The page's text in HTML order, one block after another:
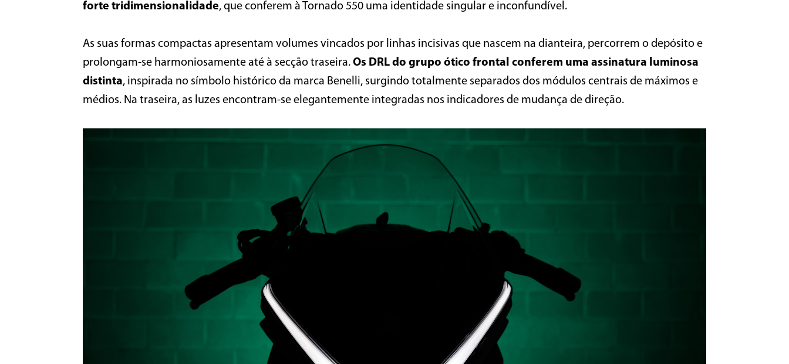
forte tridimensionalidade, que conferem à Tornado 550 uma identidade singular e inconfundível.
As suas formas compactas apresentam volumes vincados por linhas incisivas que nascem na dianteira, percorrem o depósito e
prolongam-se harmoniosamente até à secção traseira. Os DRL do grupo ótico frontal conferem uma assinatura luminosa
distinta, inspirada no símbolo histórico da marca Benelli, surgindo totalmente separados dos módulos centrais de máximos e
médios. Na traseira, as luzes encontram-se elegantemente integradas nos indicadores de mudança de direção.